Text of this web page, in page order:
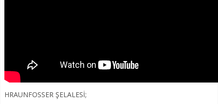
HRAUNFOSSER ŞELALESİ;